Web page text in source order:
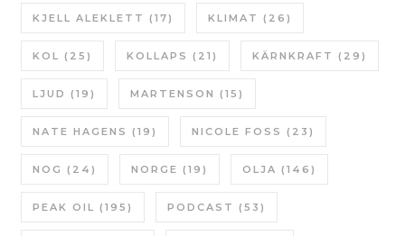
KJELL ALEKLETT (17) KLIMAT (26)
KOL (25) KOLLAPS (21) KÄRNKRAFT (29)
LJUD (19) MARTENSON (15)
NATE HAGENS (19) NICOLE FOSS (23)
NOG (24) NORGE (19) OLJA (146)
PEAK OIL (195) PODCAST (53)